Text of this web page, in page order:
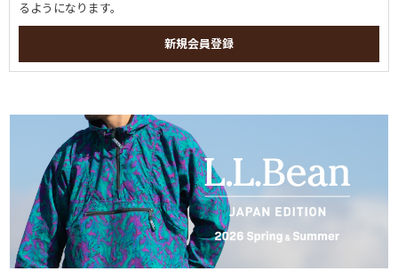
るようになります。